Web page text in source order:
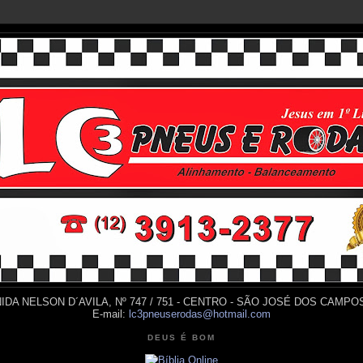
NELSON D´AVILA, Nº 747 / 751 - CENTRO - SÃO JOSÉ DOS
E-mail: lc3pneuserodas@hotmail.com
DEUS É BOM